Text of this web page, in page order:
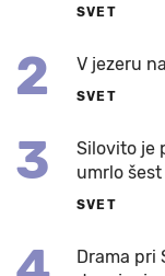
SVET
2 V jezeru
SVET
3
Silovito je
umrlo
SVET
Drama pri